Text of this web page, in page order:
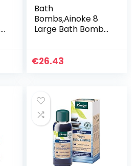
Bath
Bombs,Ainoke 8
Large Bath Bombs
Natural Handmade
€26.43